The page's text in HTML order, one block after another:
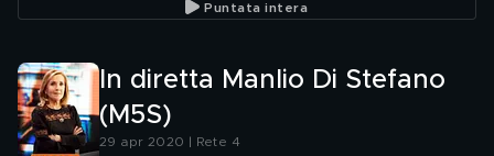
Puntata intera
In diretta Manlio Di Stefano
(M5S)
29 apr 2020 | Rete 4